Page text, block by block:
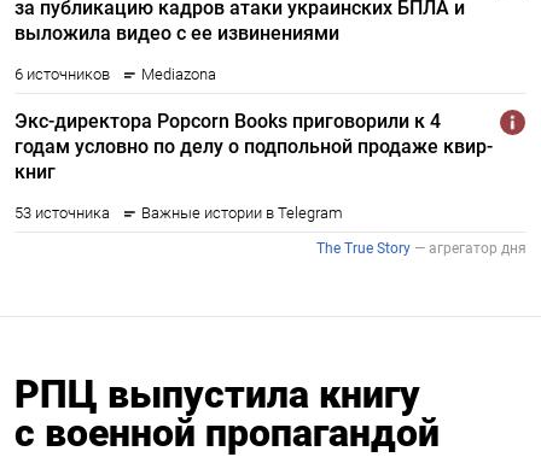
РПЦ выпустила книгу
с военной пропагандой